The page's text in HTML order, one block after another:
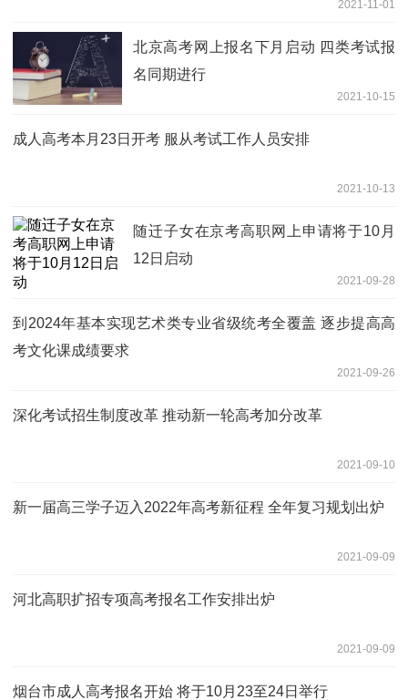
2021-11-01
北京高考网上报名下月启动 四类考试报
名同期进行
2021-10-15
成人高考本月23日开考 服从考试工作人员安排
2021-10-13
随迁子女在京考高职网上申请将于10月
12日启动
2021-09-28
到2024年基本实现艺术类专业省级统考全覆盖 逐步提高高
考文化课成绩要求
2021-09-26
深化考试招生制度改革 推动新一轮高考加分改革
2021-09-10
新一届高三学子迈入2022年高考新征程 全年复习规划出炉
2021-09-09
河北高职扩招专项高考报名工作安排出炉
2021-09-09
烟台市成人高考报名开始 将于10月23至24日举行